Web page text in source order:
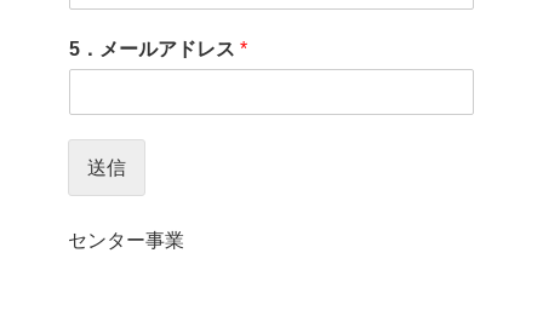
5．メールアドレス *
送信
センター事業